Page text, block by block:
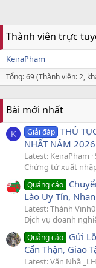
Thành viên trực
KeiraPham
Tổng: 69 (Thành viên: 2,
Bài mới nhất
K Giải đáp THỦ
NHẤT NĂM 2026
Latest: KeiraPham
Chứng từ xuất
Quảng cáo
Lào Uy Tín,
Latest: Thành
Dịch vụ doanh
Quảng cáo Gửi
Cẩn Thận, Giao
Latest: Văn Nhã